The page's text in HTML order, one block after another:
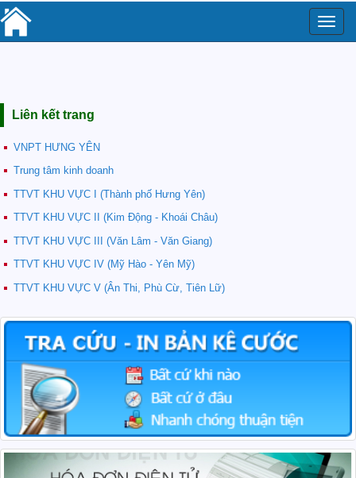
Toggle
Liên kết trang
VNPT HƯNG YÊN
Trung tâm kinh doanh
TTVT KHU VỰC I (Thành phố Hưng Yên)
TTVT KHU VỰC II (Kim Động - Khoái Châu)
TTVT KHU VỰC III (Văn Lâm - Văn Giang)
TTVT KHU VỰC IV (Mỹ Hào - Yên Mỹ)
TTVT KHU VỰC V (Ân Thi, Phù Cừ, Tiên Lữ)